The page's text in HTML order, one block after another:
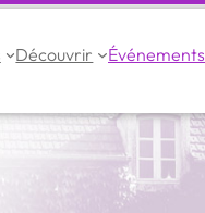
Découvrir Événements